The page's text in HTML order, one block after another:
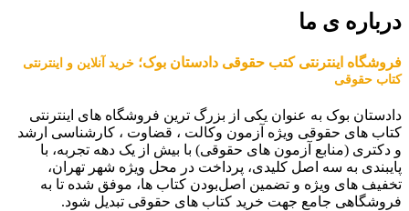
درباره ی ما
فروشگاه اینترنتی کتب حقوقی دادستان بوک؛ خرید آنلاین و اینترنتی
کتاب حقوقی
دادستان بوک به عنوان یکی از بزرگ ترین فروشگاه های اینترنتی
کتاب های حقوقی ویژه آزمون وکالت ، قضاوت ، کارشناسی ارشد
و دکتری (منابع آزمون های حقوقی) با بیش از یک دهه تجربه، با
پایبندی به سه اصل کلیدی، پرداخت در محل ویژه شهر تهران،
تخفیف های ویژه و تضمین اصل‌بودن کتاب ها، موفق شده تا به
فروشگاهی جامع جهت خرید کتاب های حقوقی تبدیل شود.